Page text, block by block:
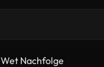
Wet Nachfolge